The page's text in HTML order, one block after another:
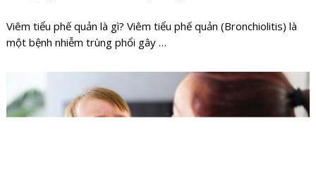
Viêm tiểu phế quản là gì? Viêm tiểu phế quản (Bronchiolitis) là
một bệnh nhiễm trùng phổi gây …